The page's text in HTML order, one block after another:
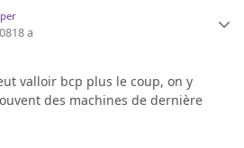
18 a
valloir bcp plus le coup, on y
des machines de dernière